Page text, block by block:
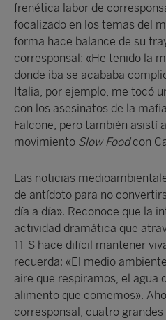
frenética labor de
focalizado en los temas del
forma hace balance de su
corresponsal: «He tenido la
donde iba se acababa
Italia, por ejemplo, me tocó
con los asesinatos de la
Falcone, pero también asistí
movimiento Slow Foodcon
Las noticias
de antídoto para no
día a día». Reconoce que la
actividad dramática que
11-S hace difícil mantener
recuerda: «El medio
aire que respiramos, el agua
alimento que comemos».
corresponsal, cuatro